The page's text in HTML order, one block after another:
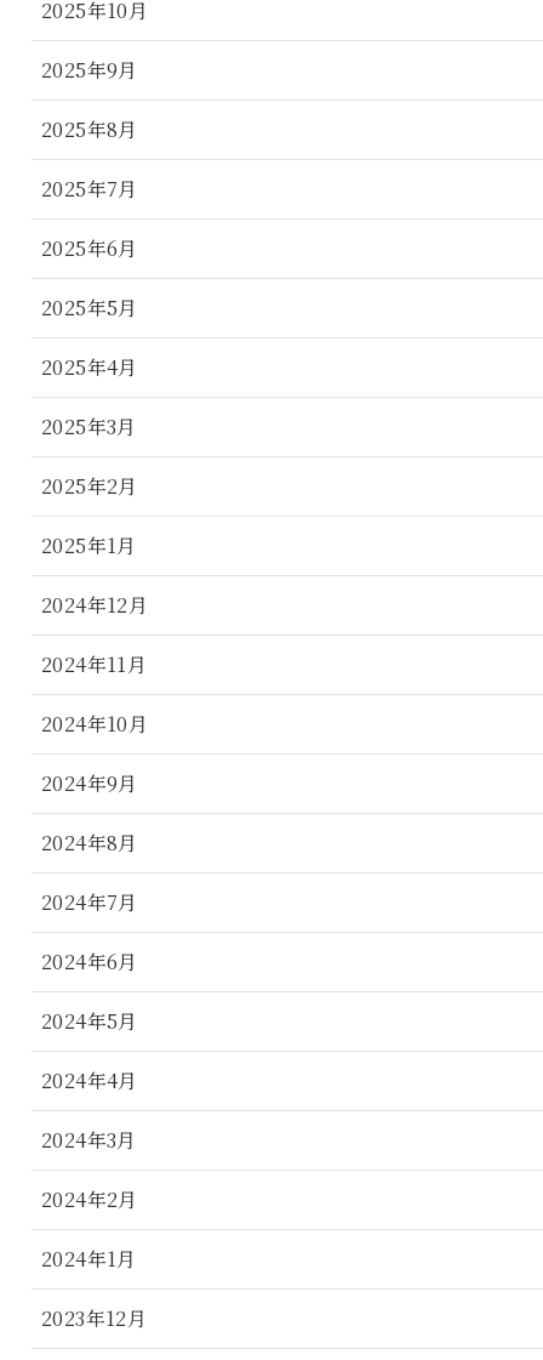
2025年10月
2025年9月
2025年8月
2025年7月
2025年6月
2025年5月
2025年4月
2025年3月
2025年2月
2025年1月
2024年12月
2024年11月
2024年10月
2024年9月
2024年8月
2024年7月
2024年6月
2024年5月
2024年4月
2024年3月
2024年2月
2024年1月
2023年12月